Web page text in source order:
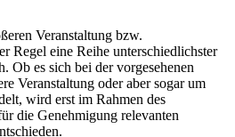
Veranstaltung bzw.
Regel eine Reihe unterschiedlichster
Ob es sich bei der vorgesehenen
Veranstaltung oder aber sogar um
wird erst im Rahmen des
die Genehmigung relevanten